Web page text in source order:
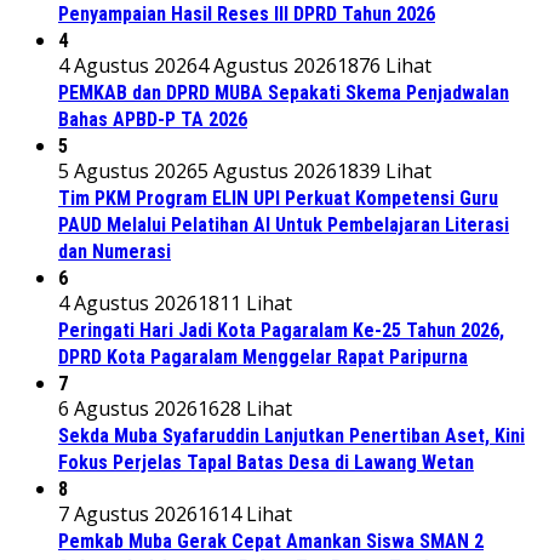
Penyampaian Hasil Reses III DPRD Tahun 2026
4
4 Agustus 20264 Agustus 20261876 Lihat
PEMKAB dan DPRD MUBA Sepakati Skema Penjadwalan
Bahas APBD-P TA 2026
5
5 Agustus 20265 Agustus 20261839 Lihat
Tim PKM Program ELIN UPI Perkuat Kompetensi Guru
PAUD Melalui Pelatihan AI Untuk Pembelajaran Literasi
dan Numerasi
6
4 Agustus 20261811 Lihat
Peringati Hari Jadi Kota Pagaralam Ke-25 Tahun 2026,
DPRD Kota Pagaralam Menggelar Rapat Paripurna
7
6 Agustus 20261628 Lihat
Sekda Muba Syafaruddin Lanjutkan Penertiban Aset, Kini
Fokus Perjelas Tapal Batas Desa di Lawang Wetan
8
7 Agustus 20261614 Lihat
Pemkab Muba Gerak Cepat Amankan Siswa SMAN 2